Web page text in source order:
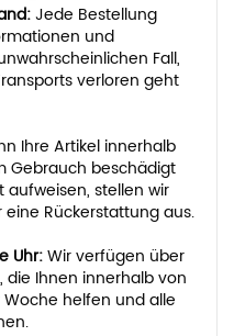
Jede Bestellung
und
Fall,
verloren geht
Ihre Artikel innerhalb
Gebrauch beschädigt
stellen wir
Rückerstattung aus.
Uhr:Wir verfügen über
Ihnen innerhalb von
helfen und alle